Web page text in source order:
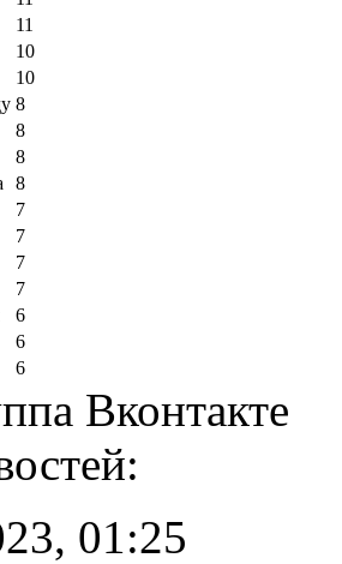
11
10
10
8
8
8
8
7
7
7
7
6
6
6
Вконтакте
01:25